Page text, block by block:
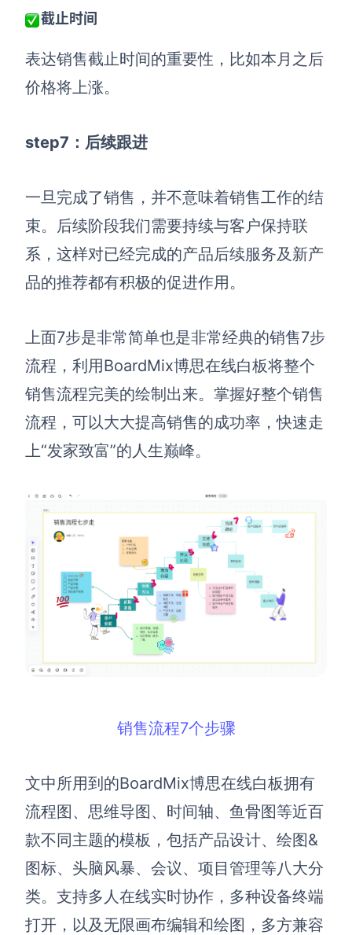
截止时间
表达销售截止时间的重要性，比如本月之后
价格将上涨。
step7：后续跟进
一旦完成了销售，并不意味着销售工作的结
束。后续阶段我们需要持续与客户保持联
系，这样对已经完成的产品后续服务及新产
品的推荐都有积极的促进作用。
上面7步是非常简单也是非常经典的销售7步
流程，利用BoardMix博思在线白板将整个
销售流程完美的绘制出来。掌握好整个销售
流程，可以大大提高销售的成功率，快速走
上“发家致富”的人生巅峰。
销售流程7个步骤
文中所用到的BoardMix博思在线白板拥有
流程图、思维导图、时间轴、鱼骨图等近百
款不同主题的模板，包括产品设计、绘图&
图标、头脑风暴、会议、项目管理等八大分
类。支持多人在线实时协作，多种设备终端
打开，以及无限画布编辑和绘图，多方兼容